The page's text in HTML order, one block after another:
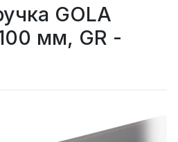
GOLA
мм, GR -